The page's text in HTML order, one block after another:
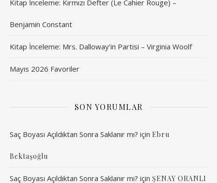
Kitap İnceleme: Kırmızı Defter (Le Cahier Rouge) –
Benjamin Constant
Kitap İnceleme: Mrs. Dalloway’in Partisi – Virginia Woolf
Mayıs 2026 Favoriler
SON YORUMLAR
Saç Boyası Açıldıktan Sonra Saklanır mı? için Ebru
Bektaşoğlu
Saç Boyası Açıldıktan Sonra Saklanır mı? için ŞENAY ORANLI